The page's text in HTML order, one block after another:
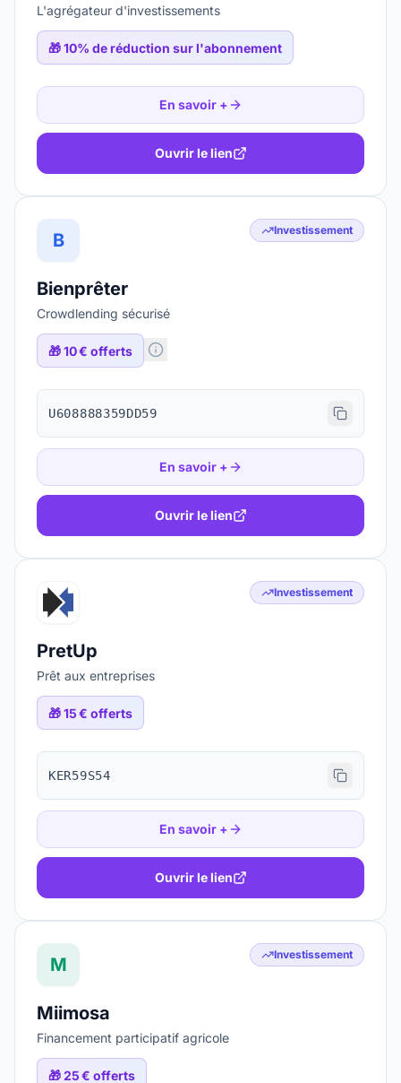
L'agrégateur d'investissements
🎁10% de réduction sur l'abonnement
En savoir +
Ouvrir le lien
B Investissement
Bienprêter
Crowdlending sécurisé
🎁10 € offerts
U608888359DD59
En savoir +
Ouvrir le lien
Investissement
PretUp
Prêt aux entreprises
🎁15 € offerts
KER59S54
En savoir +
Ouvrir le lien
M Investissement
Miimosa
Financement participatif agricole
🎁25 € offerts